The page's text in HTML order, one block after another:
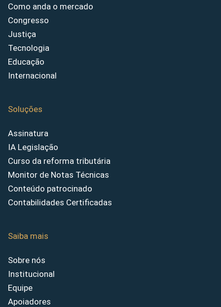
Como anda o mercado
Congresso
Justiça
Tecnologia
Educação
Internacional
Soluções
Assinatura
IA Legislação
Curso da reforma tributária
Monitor de Notas Técnicas
Conteúdo patrocinado
Contabilidades Certificadas
Saiba mais
Sobre nós
Institucional
Equipe
Apoiadores